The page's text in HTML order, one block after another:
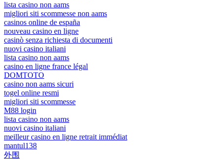
lista casino non aams
migliori siti scommesse non aams
casinos online de españa
nouveau casino en ligne
casinò senza richiesta di documenti
nuovi casino italiani
lista casino non aams
casino en ligne france légal
DOMTOTO
casino non aams sicuri
togel online resmi
migliori siti scommesse
M88 login
lista casino non aams
nuovi casino italiani
meilleur casino en ligne retrait immédiat
mantul138
外围